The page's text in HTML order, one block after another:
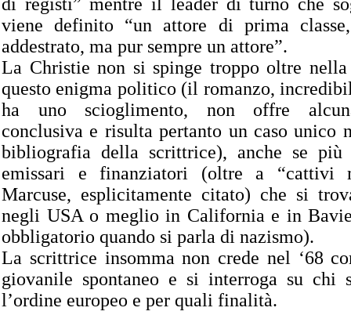
viene definito “un attore di prima classe,
addestrato, ma pur sempre un attore”.
La Christie non si spinge troppo oltre nella
questo enigma politico (il romanzo,
ha uno scioglimento, non offre
conclusiva e risulta pertanto un caso unico
bibliografia della scrittrice), anche se
emissari e finanziatori (oltre a “cattivi
Marcuse, esplicitamente citato) che si
negli USA o meglio in California e in
obbligatorio quando si parla di nazismo).
La scrittrice insomma non crede nel ‘68
giovanile spontaneo e si interroga su chi
l’ordine europeo e per quali finalità.